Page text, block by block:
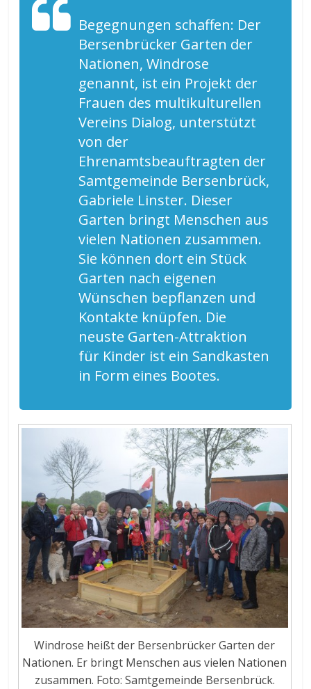
Begegnungen schaffen: Der
Bersenbrücker Garten der
Nationen,Windrose
genannt, ist ein Projekt der
Frauen des multikulturellen
Vereins Dialog, unterstützt
von der
Ehrenamtsbeauftragten der
Samtgemeinde Bersenbrück,
Gabriele Linster. Dieser
Garten bringt Menschen aus
vielen Nationen zusammen.
Sie können dort ein Stück
Garten nach eigenen
Wünschen bepflanzen und
Kontakte knüpfen. Die
neuste Garten-Attraktion
für Kinder ist ein Sandkasten
in Form eines Bootes.
Windrose heißt der Bersenbrücker Garten der
Nationen. Er bringt Menschen aus vielen Nationen
zusammen. Foto: Samtgemeinde Bersenbrück.